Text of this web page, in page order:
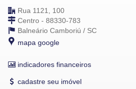
Rua 1121, 100
Centro - 88330-783
Balneário Camboriú / SC
mapa google
indicadores financeiros
cadastre seu imóvel